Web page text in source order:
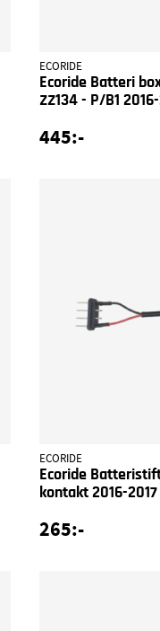
ECORIDE
Ecoride Batteri
ZZ134 - P/B1
445:-
ECORIDE
Ecoride
kontakt 2016-2017
265:-